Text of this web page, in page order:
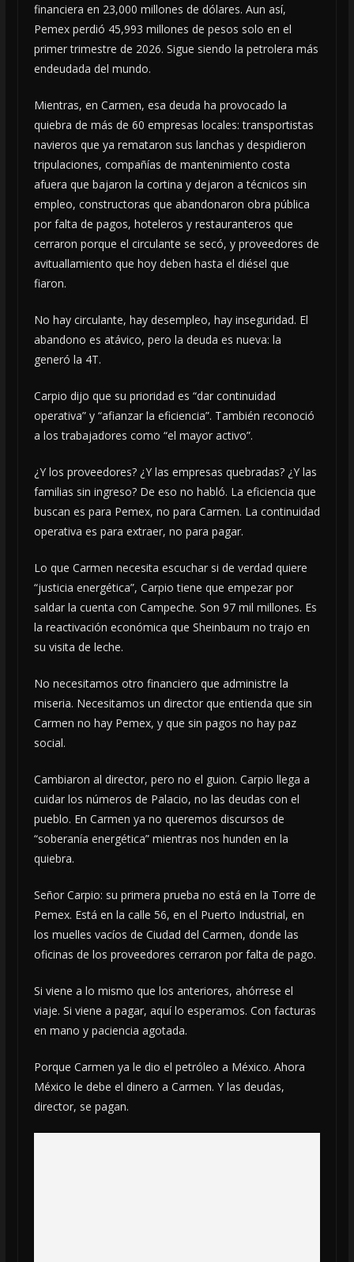
financiera en 23,000 millones de dólares. Aun así,
Pemex perdió 45,993 millones de pesos solo en el
primer trimestre de 2026. Sigue siendo la petrolera más
endeudada del mundo.
Mientras, en Carmen, esa deuda ha provocado la
quiebra de más de 60 empresas locales: transportistas
navieros que ya remataron sus lanchas y despidieron
tripulaciones, compañías de mantenimiento costa
afuera que bajaron la cortina y dejaron a técnicos sin
empleo, constructoras que abandonaron obra pública
por falta de pagos, hoteleros y restauranteros que
cerraron porque el circulante se secó, y proveedores de
avituallamiento que hoy deben hasta el diésel que
fiaron.
No hay circulante, hay desempleo, hay inseguridad. El
abandono es atávico, pero la deuda es nueva: la
generó la 4T.
Carpio dijo que su prioridad es “dar continuidad
operativa” y “afianzar la eficiencia”. También reconoció
a los trabajadores como “el mayor activo”.
¿Y los proveedores? ¿Y las empresas quebradas? ¿Y las
familias sin ingreso? De eso no habló. La eficiencia que
buscan es para Pemex, no para Carmen. La continuidad
operativa es para extraer, no para pagar.
Lo que Carmen necesita escuchar si de verdad quiere
“justicia energética”, Carpio tiene que empezar por
saldar la cuenta con Campeche. Son 97 mil millones. Es
la reactivación económica que Sheinbaum no trajo en
su visita de leche.
No necesitamos otro financiero que administre la
miseria. Necesitamos un director que entienda que sin
Carmen no hay Pemex, y que sin pagos no hay paz
social.
Cambiaron al director, pero no el guion. Carpio llega a
cuidar los números de Palacio, no las deudas con el
pueblo. En Carmen ya no queremos discursos de
“soberanía energética” mientras nos hunden en la
quiebra.
Señor Carpio: su primera prueba no está en la Torre de
Pemex. Está en la calle 56, en el Puerto Industrial, en
los muelles vacíos de Ciudad del Carmen, donde las
oficinas de los proveedores cerraron por falta de pago.
Si viene a lo mismo que los anteriores, ahórrese el
viaje. Si viene a pagar, aquí lo esperamos. Con facturas
en mano y paciencia agotada.
Porque Carmen ya le dio el petróleo a México. Ahora
México le debe el dinero a Carmen. Y las deudas,
director, se pagan.